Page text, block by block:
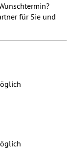
für Sie und